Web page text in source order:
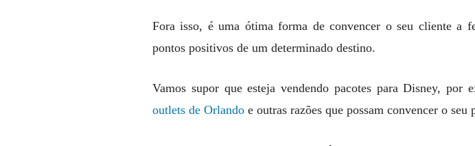
Fora isso, é uma ótima forma de convencer o seu cliente a
pontos positivos de um determinado destino.
Vamos supor que esteja vendendo pacotes para Disney,
outlets de Orlando e outras razões que possam convencer o seu